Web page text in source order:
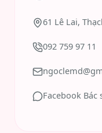
61 Lê Lai,
092 759 97 11
Facebook Bác